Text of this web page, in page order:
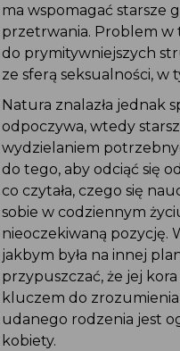
ma wspomagać
przetrwania. Problem w
do prymitywniejszych
ze sferą seksualności, w
Natura znalazła jednak
odpoczywa, wtedy
wydzielaniem
do tego, aby odciąć się
co czytała, czego się
sobie w codziennym
nieoczekiwaną pozycję.
jakbym była na innej
przypuszczać, że jej
kluczem do
udanego rodzenia jest
kobiety.